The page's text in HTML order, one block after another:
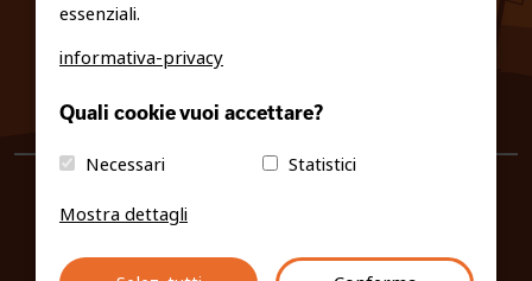
info@fiso.it|fiso@pec-mail.eu
essenziali.
informativa-privacy
Quali cookie vuoi accettare?
Necessari
Statistici
Mostra dettagli